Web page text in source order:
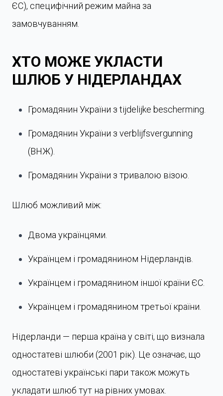
ЄС), специфічний режим майна за
замовчуванням.
ХТО МОЖЕ УКЛАСТИ
ШЛЮБ У НІДЕРЛАНДАХ
Громадянин України з tijdelijke bescherming.
Громадянин України з verblijfsvergunning
(ВНЖ).
Громадянин України з тривалою візою.
Шлюб можливий між:
Двома українцями.
Українцем і громадянином Нідерландів.
Українцем і громадянином іншої країни ЄС.
Українцем і громадянином третьої країни.
Нідерланди — перша країна у світі, що визнала
одностатеві шлюби (2001 рік). Це означає, що
одностатеві українські пари також можуть
укладати шлюб тут на рівних умовах.